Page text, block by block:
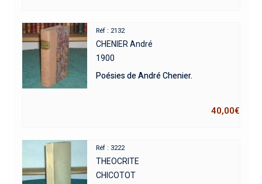
Réf : 2132
CHENIER André
1900
Poésies de André Chenier.
40,00€
Réf : 3222
THEOCRITE
CHICOTOT